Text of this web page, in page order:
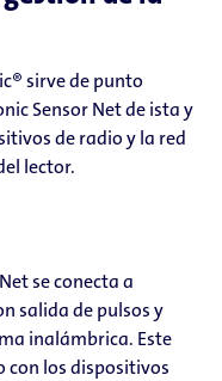
sirve de punto
Sensor Net de ista y
de radio y la red
lector.
se conecta a
salida de pulsos y
inalámbrica. Este
los dispositivos